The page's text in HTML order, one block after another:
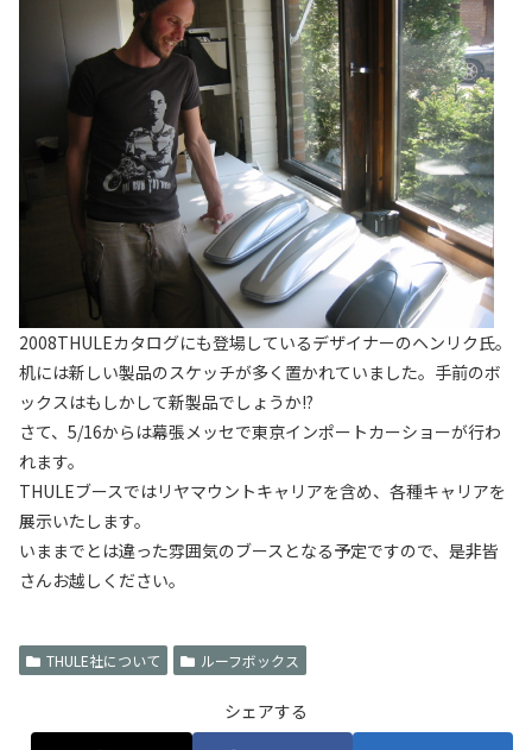
2008THULEカタログにも登場しているデザイナーのヘンリク氏。
机には新しい製品のスケッチが多く置かれていました。手前のボ
ックスはもしかして新製品でしょうか!?
さて、5/16からは幕張メッセで東京インポートカーショーが行わ
れます。
THULEブースではリヤマウントキャリアを含め、各種キャリアを
展示いたします。
いままでとは違った雰囲気のブースとなる予定ですので、是非皆
さんお越しください。
THULE社について ルーフボックス
シェアする